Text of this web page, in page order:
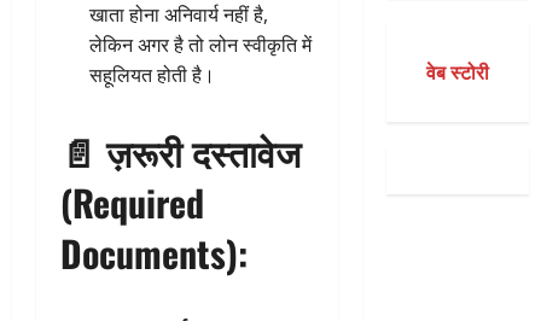
खाता होना अनिवार्य नहीं है,
लेकिन अगर है तो लोन स्वीकृति में
सहूलियत होती है।
📄ज़रूरी दस्तावेज
(Required
Documents):
वेब स्टोरी